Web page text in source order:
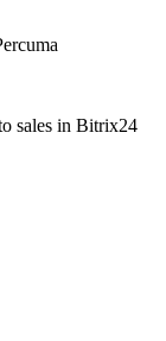
sales in Bitrix24